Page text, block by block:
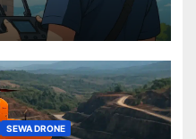
SEWA DRONE